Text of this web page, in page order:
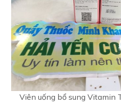
Viên uống bổ sung Vitamin